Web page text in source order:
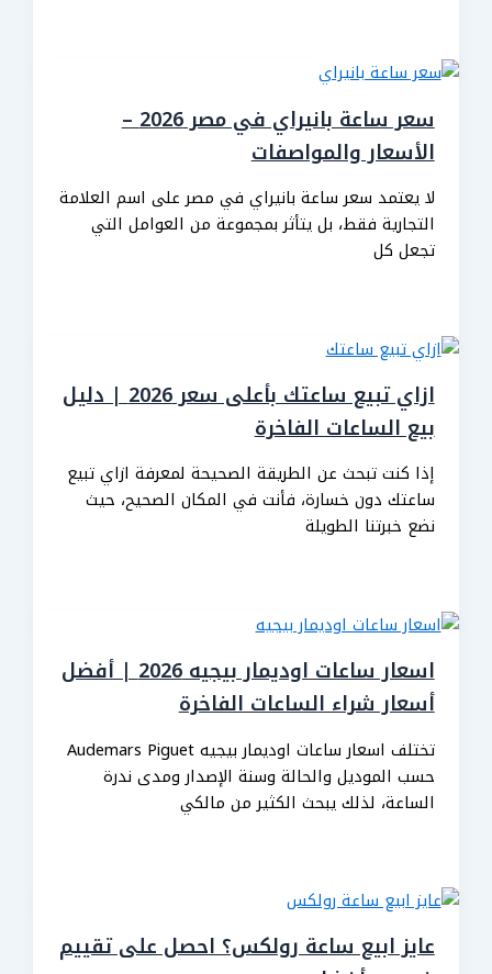
سعر ساعة بانيراي في مصر 2026 –
الأسعار والمواصفات
لا يعتمد سعر ساعة بانيراي في مصر على اسم العلامة
التجارية فقط، بل يتأثر بمجموعة من العوامل التي
تجعل كل
ازاي تبيع ساعتك بأعلى سعر 2026 | دليل
بيع الساعات الفاخرة
إذا كنت تبحث عن الطريقة الصحيحة لمعرفة ازاي تبيع
ساعتك دون خسارة، فأنت في المكان الصحيح، حيث
نضع خبرتنا الطويلة
اسعار ساعات اوديمار بيجيه 2026 | أفضل
أسعار شراء الساعات الفاخرة
تختلف اسعار ساعات اوديمار بيجيه Audemars Piguet
حسب الموديل والحالة وسنة الإصدار ومدى ندرة
الساعة، لذلك يبحث الكثير من مالكي
عايز ابيع ساعة رولكس؟ احصل على تقييم